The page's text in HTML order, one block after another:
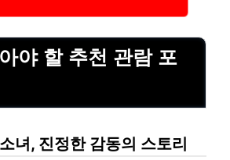
야 할 추천 관람 포
녀, 진정한 감동의 스토리